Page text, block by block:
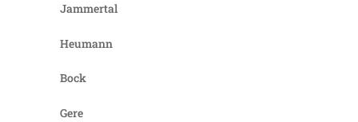
Jammertal
Heumann
Bock
Gere